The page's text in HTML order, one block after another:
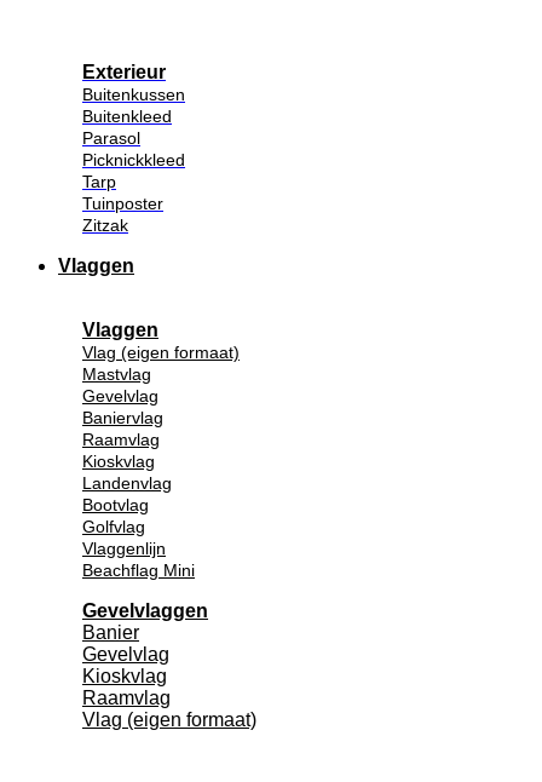
Exterieur
Buitenkussen
Buitenkleed
Parasol
Picknickkleed
Tarp
Tuinposter
Zitzak
Vlaggen
Vlaggen
Vlag (eigen formaat)
Mastvlag
Gevelvlag
Baniervlag
Raamvlag
Kioskvlag
Landenvlag
Bootvlag
Golfvlag
Vlaggenlijn
Beachflag Mini
Gevelvlaggen
Banier
Gevelvlag
Kioskvlag
Raamvlag
Vlag (eigen formaat)